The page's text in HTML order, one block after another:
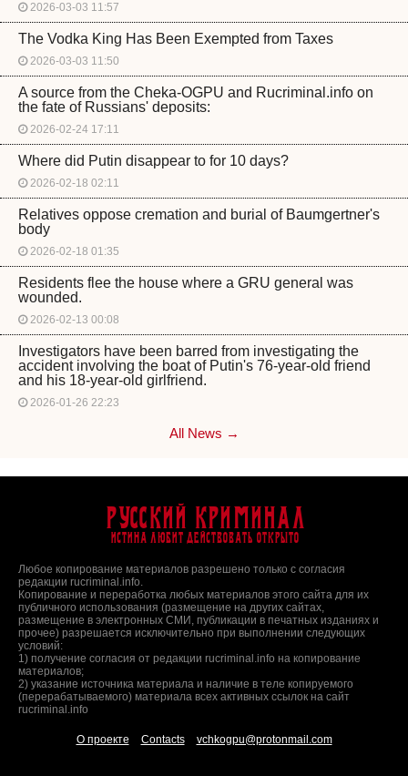
2026-03-03 11:57
The Vodka King Has Been Exempted from Taxes
2026-03-03 11:50
A source from the Cheka-OGPU and Rucriminal.info on
the fate of Russians' deposits:
2026-02-24 17:11
Where did Putin disappear to for 10 days?
2026-02-18 02:11
Relatives oppose cremation and burial of Baumgertner's
body
2026-02-18 01:35
Residents flee the house where a GRU general was
wounded.
2026-02-13 00:08
Investigators have been barred from investigating the
accident involving the boat of Putin's 76-year-old friend
and his 18-year-old girlfriend.
2026-01-26 22:23
All News →
Русский Криминал
Истина любит действовать открыто
Любое копирование материалов разрешено только с согласия
редакции rucriminal.info.
Копирование и переработка любых материалов этого сайта для их
публичного использования (размещение на других сайтах,
размещение в электронных СМИ, публикации в печатных изданиях и
прочее) разрешается исключительно при выполнении следующих
условий:
1) получение согласия от редакции rucriminal.info на копирование
материалов;
2) указание источника материала и наличие в теле копируемого
(перерабатываемого) материала всех активных ссылок на сайт
rucriminal.info
О проекте Contacts vchkogpu@protonmail.com